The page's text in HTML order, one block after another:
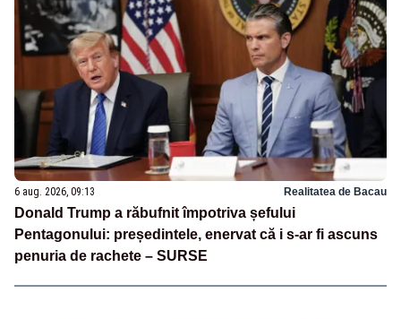
6 aug. 2026, 09:13 Realitatea de Bacau
Donald Trump a răbufnit împotriva șefului
Pentagonului: președintele, enervat că i s-ar fi ascuns
penuria de rachete – SURSE